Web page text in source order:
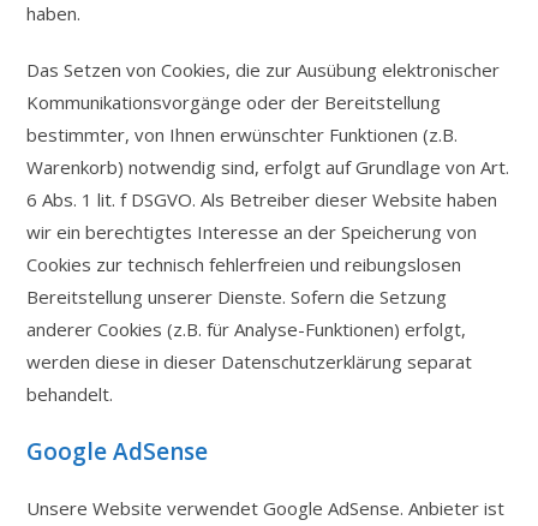
haben.
Das Setzen von Cookies, die zur Ausübung elektronischer
Kommunikationsvorgänge oder der Bereitstellung
bestimmter, von Ihnen erwünschter Funktionen (z.B.
Warenkorb) notwendig sind, erfolgt auf Grundlage von Art.
6 Abs. 1 lit. f DSGVO. Als Betreiber dieser Website haben
wir ein berechtigtes Interesse an der Speicherung von
Cookies zur technisch fehlerfreien und reibungslosen
Bereitstellung unserer Dienste. Sofern die Setzung
anderer Cookies (z.B. für Analyse-Funktionen) erfolgt,
werden diese in dieser Datenschutzerklärung separat
behandelt.
Google AdSense
Unsere Website verwendet Google AdSense. Anbieter ist